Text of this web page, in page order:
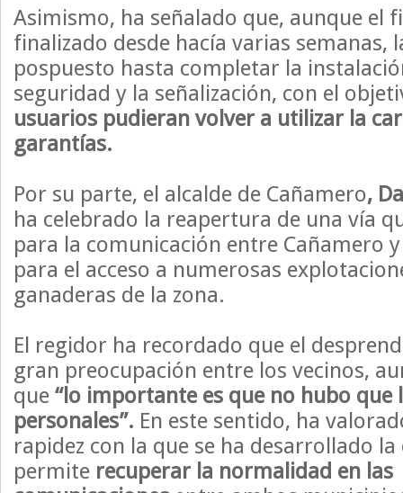
Asimismo, ha señalado que, aunque el
finalizado desde hacía varias semanas,
pospuesto hasta completar la
seguridad y la señalización, con el
usuarios pudieran volver a utilizar la
garantías.
Por su parte, el alcalde de Cañamero,
ha celebrado la reapertura de una vía
para la comunicación entre Cañamero
para el acceso a numerosas
ganaderas de la zona.
El regidor ha recordado que el
gran preocupación entre los vecinos,
que “lo importante es que no hubo que
personales”. En este sentido, ha
rapidez con la que se ha desarrollado
permite recuperar la normalidad en las